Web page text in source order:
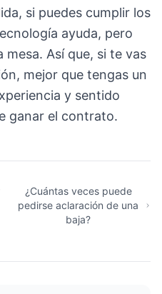
si puedes cumplir los
ayuda, pero
mesa. Así que, si te vas
mejor que tengas un
y sentido
ganar el contrato.
¿Cuántas veces puede
pedirse aclaración de una
baja?